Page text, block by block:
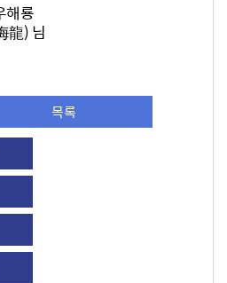
해룡
龍) 님
목록